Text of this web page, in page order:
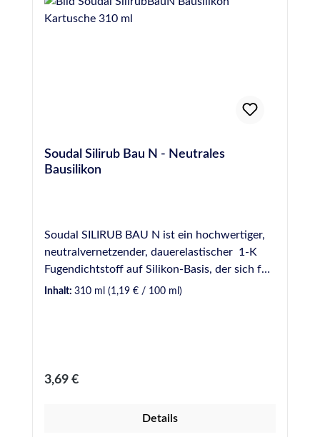
Soudal Silirub Bau N - Neutrales
Bausilikon
Soudal SILIRUB BAU N ist ein hochwertiger,
neutralvernetzender, dauerelastischer 1-K
Fugendichtstoff auf Silikon-Basis, der sich für
die unterschiedlichsten Einsatzzwecke im
Konstruktionsfugen Dauerhafte,
dampfdiffusionsoffene Außenabdichtung von
Tür- bzw.Fensterumrahmungen
Inhalt: 310 ml (1,19 € / 100 ml)
Regulärer Preis:
3,69 €
Details